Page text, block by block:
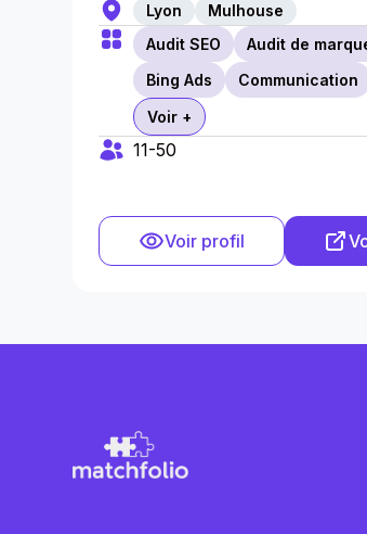
Lyon
Mulhouse
Audit SEO
Audit de
Bing Ads
Communication
Voir +
11-50
Voir profil